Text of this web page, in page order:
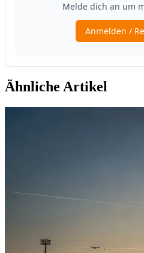
Ähnliche Artikel